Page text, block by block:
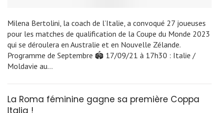
Milena Bertolini, la coach de l’Italie, a convoqué 27 joueuses
pour les matches de qualification de la Coupe du Monde 2023
qui se déroulera en Australie et en Nouvelle Zélande.
Programme de Septembre 🏟 17/09/21 à 17h30 : Italie /
Moldavie au…
La Roma féminine gagne sa première Coppa
Italia !